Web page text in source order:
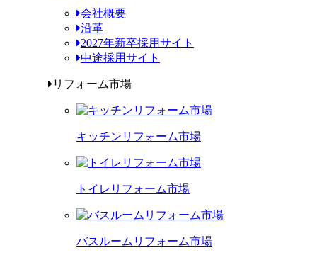
会社概要
沿革
2027年新卒採用サイト
中途採用サイト
リフォーム市場
キッチンリフォーム市場
トイレリフォーム市場
バスルームリフォーム市場